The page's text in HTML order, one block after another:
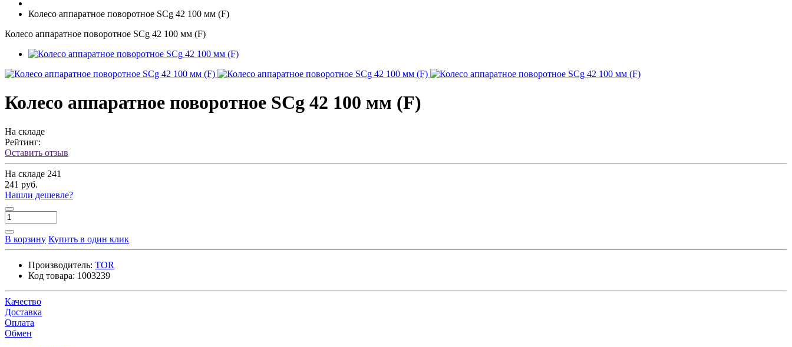
Колесо аппаратное поворотное SCg 42 100 мм (F)
Колесо аппаратное поворотное SCg 42 100 мм (F)
Колесо аппаратное поворотное SCg 42 100 мм (F)
На складе
Рейтинг:
Оставить отзыв
На складе 241
241 руб.
Нашли дешевле?
В корзину Купить в один клик
Производитель: TOR
Код товара: 1003239
Качество
Доставка
Оплата
Обмен